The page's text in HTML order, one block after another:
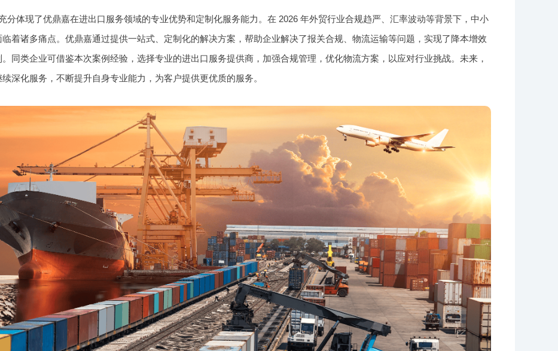
分体现了优鼎嘉在进出口服务领域的专业优势和定制化服务能力。在 2026 年外贸行业合规趋严、汇率波动等背景下，中小
着诸多痛点。优鼎嘉通过提供一站式、定制化的解决方案，帮助企业解决了报关合规、物流运输等问题，实现了降本增效
同类企业可借鉴本次案例经验，选择专业的进出口服务提供商，加强合规管理，优化物流方案，以应对行业挑战。未来，
深化服务，不断提升自身专业能力，为客户提供更优质的服务。